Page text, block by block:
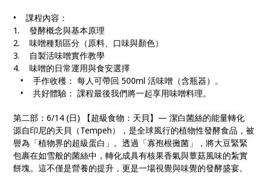
• 課程內容：
1. 發酵概念與基本原理
2. 味噌種類區分（原料、口味與顏色）
3. 自製活味噌實作教學
4. 味噌的日常運用與食安選擇
• 手作收穫： 每人可帶回 500ml 活味噌（含瓶器）。
• 共好體驗： 課程最後我們將一起享用味噌料理。
第二部：6/14 (日) 【超級食物：天貝】— 潔白菌絲的能量轉化
源自印尼的天貝（Tempeh），是全球風行的植物性發酵食品，被
譽為「植物界的超級蛋白」。透過「寡孢根黴菌」，將大豆緊緊
包裹在如雪般的菌絲中，轉化成具有核果香氣與蕈菇風味的紮實
餅塊。這不僅是營養的提升，更是一場視覺與味覺的發酵盛宴。